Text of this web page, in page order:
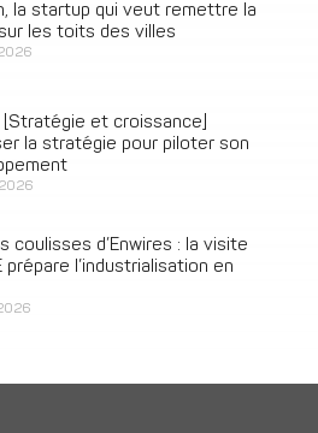
la startup qui veut remettre la
les toits des villes
[Stratégie et croissance]
la stratégie pour piloter son
coulisses d’Enwires : la visite
prépare l’industrialisation en